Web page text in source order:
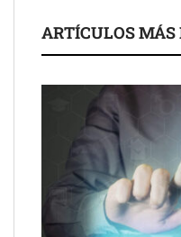
ARTÍCULOS MÁS